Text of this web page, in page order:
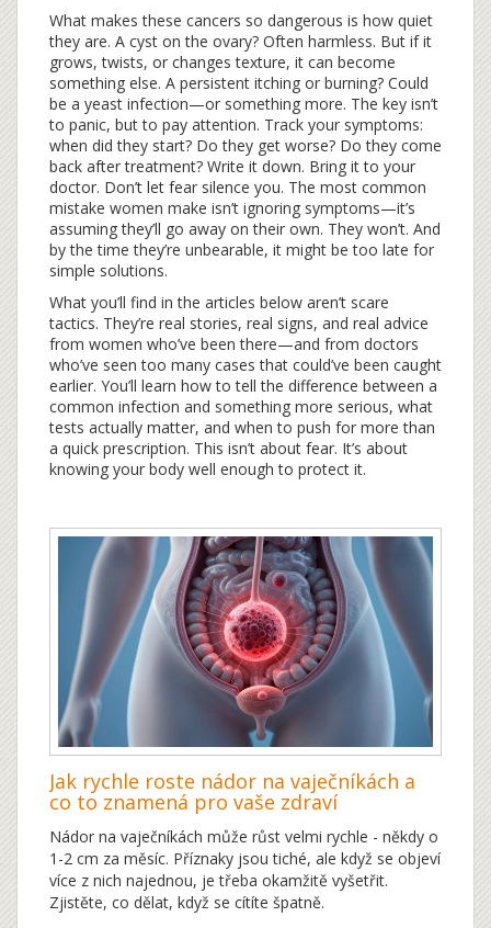
What makes these cancers so dangerous is how quiet
they are. A cyst on the ovary? Often harmless. But if it
grows, twists, or changes texture, it can become
something else. A persistent itching or burning? Could
be a yeast infection—or something more. The key isn’t
to panic, but to pay attention. Track your symptoms:
when did they start? Do they get worse? Do they come
back after treatment? Write it down. Bring it to your
doctor. Don’t let fear silence you. The most common
mistake women make isn’t ignoring symptoms—it’s
assuming they’ll go away on their own. They won’t. And
by the time they’re unbearable, it might be too late for
simple solutions.
What you’ll find in the articles below aren’t scare
tactics. They’re real stories, real signs, and real advice
from women who’ve been there—and from doctors
who’ve seen too many cases that could’ve been caught
earlier. You’ll learn how to tell the difference between a
common infection and something more serious, what
tests actually matter, and when to push for more than
a quick prescription. This isn’t about fear. It’s about
knowing your body well enough to protect it.
Jak rychle roste nádor na vaječníkách a
co to znamená pro vaše zdraví
Nádor na vaječníkách může růst velmi rychle - někdy o
1-2 cm za měsíc. Příznaky jsou tiché, ale když se objeví
více z nich najednou, je třeba okamžitě vyšetřit.
Zjistěte, co dělat, když se cítíte špatně.